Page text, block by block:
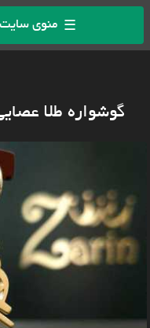
☰ منوی سایت
گوشواره طلا